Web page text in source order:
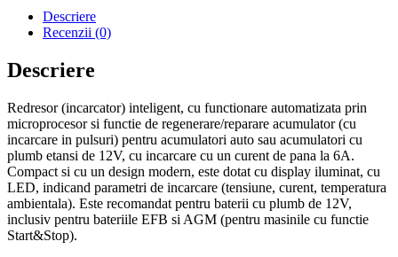
desulfatare
Descriere
Recenzii (0)
Descriere
Redresor (incarcator) inteligent, cu functionare automatizata prin
microprocesor si functie de regenerare/reparare acumulator (cu
incarcare in pulsuri) pentru acumulatori auto sau acumulatori cu
plumb etansi de 12V, cu incarcare cu un curent de pana la 6A.
Compact si cu un design modern, este dotat cu display iluminat, cu
LED, indicand parametri de incarcare (tensiune, curent, temperatura
ambientala). Este recomandat pentru baterii cu plumb de 12V,
inclusiv pentru bateriile EFB si AGM (pentru masinile cu functie
Start&Stop).